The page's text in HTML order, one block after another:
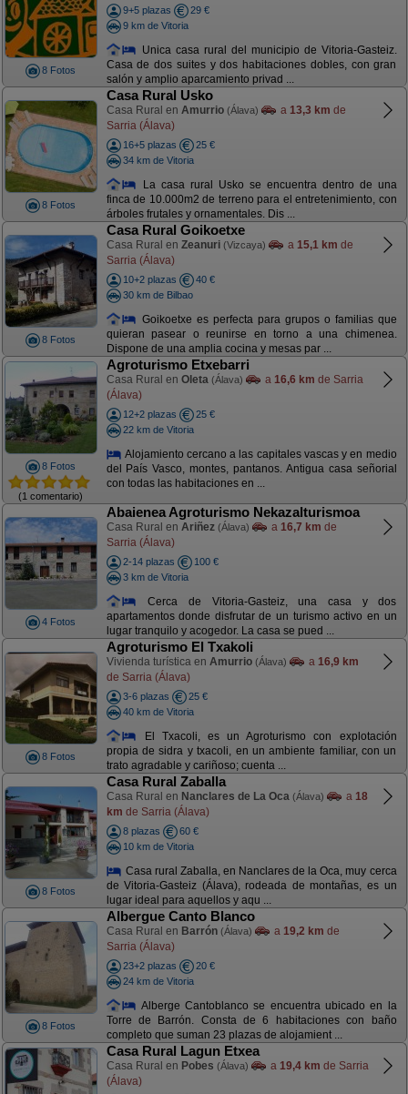
8 Fotos
9+5 plazas
29 €
9 km de Vitoria
Unica casa rural del municipio de Vitoria-Gasteiz.
Casa de dos suites y dos habitaciones dobles, con gran
salón y amplio aparcamiento privad ...
8 Fotos
Casa Rural Usko
Casa Rural en Amurrio (Álava) a 13,3 km de
Sarria (Álava)
16+5 plazas
25 €
34 km de Vitoria
La casa rural Usko se encuentra dentro de una
finca de 10.000m2 de terreno para el entretenimiento, con
árboles frutales y ornamentales. Dis ...
8 Fotos
Casa Rural Goikoetxe
Casa Rural en Zeanuri (Vizcaya) a 15,1 km de
Sarria (Álava)
10+2 plazas
40 €
30 km de Bilbao
Goikoetxe es perfecta para grupos o familias que
quieran pasear o reunirse en torno a una chimenea.
Dispone de una amplia cocina y mesas par ...
8 Fotos
(1 comentario)
Agroturismo Etxebarri
Casa Rural en Oleta (Álava) a 16,6 km de Sarria
(Álava)
12+2 plazas
25 €
22 km de Vitoria
Alojamiento cercano a las capitales vascas y en medio
del País Vasco, montes, pantanos. Antigua casa señorial
con todas las habitaciones en ...
4 Fotos
Abaienea Agroturismo Nekazalturismoa
Casa Rural en Ariñez (Álava) a 16,7 km de
Sarria (Álava)
2-14 plazas
100 €
3 km de Vitoria
Cerca de Vitoria-Gasteiz, una casa y dos
apartamentos donde disfrutar de un turismo activo en un
lugar tranquilo y acogedor. La casa se pued ...
8 Fotos
Agroturismo El Txakoli
Vivienda turística en Amurrio (Álava) a 16,9 km
de Sarria (Álava)
3-6 plazas
25 €
40 km de Vitoria
El Txacoli, es un Agroturismo con explotación
propia de sidra y txacoli, en un ambiente familiar, con un
trato agradable y cariñoso; cuenta ...
8 Fotos
Casa Rural Zaballa
Casa Rural en Nanclares de La Oca (Álava) a 18
km de Sarria (Álava)
8 plazas
60 €
10 km de Vitoria
Casa rural Zaballa, en Nanclares de la Oca, muy cerca
de Vitoria-Gasteiz (Álava), rodeada de montañas, es un
lugar ideal para aquellos y aqu ...
8 Fotos
Albergue Canto Blanco
Casa Rural en Barrón (Álava) a 19,2 km de
Sarria (Álava)
23+2 plazas
20 €
24 km de Vitoria
Alberge Cantoblanco se encuentra ubicado en la
Torre de Barrón. Consta de 6 habitaciones con baño
completo que suman 23 plazas de alojamient ...
Casa Rural Lagun Etxea
Casa Rural en Pobes (Álava) a 19,4 km de Sarria
(Álava)